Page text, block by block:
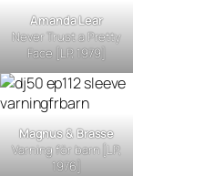
Amanda Lear
Never Trust a Pretty
Face [LP, 1979]
Magnus & Brasse
Varning för barn[LP,
1976]